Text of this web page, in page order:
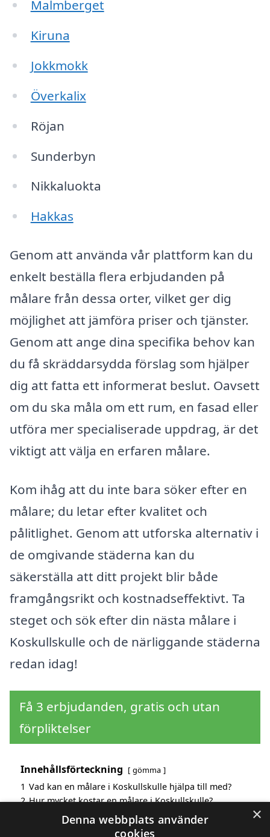
Malmberget
Kiruna
Jokkmokk
Överkalix
Röjan
Sunderbyn
Nikkaluokta
Hakkas
Genom att använda vår plattform kan du
enkelt beställa flera erbjudanden på
målare från dessa orter, vilket ger dig
möjlighet att jämföra priser och tjänster.
Genom att ange dina specifika behov kan
du få skräddarsydda förslag som hjälper
dig att fatta ett informerat beslut. Oavsett
om du ska måla om ett rum, en fasad eller
utföra mer specialiserade uppdrag, är det
viktigt att välja en erfaren målare.
Kom ihåg att du inte bara söker efter en
målare; du letar efter kvalitet och
pålitlighet. Genom att utforska alternativ i
de omgivande städerna kan du
säkerställa att ditt projekt blir både
framgångsrikt och kostnadseffektivt. Ta
steget och sök efter din nästa målare i
Koskullskulle och de närliggande städerna
redan idag!
Få 3 erbjudanden, gratis och utan
förpliktelser
Innehållsförteckning gömma
1 Vad kan en målare i Koskullskulle hjälpa till med?
2 Hur mycket kostar en målare i Koskullskulle?
Fördelar med att välja målare i Koskullskulle
Sök efter en skicklig målare i de omgivande städerna
×
Denna webbplats använder
cookies